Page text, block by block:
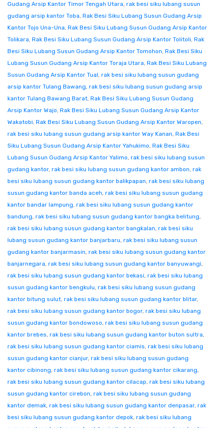
Gudang Arsip Kantor Timor Tengah Utara, rak besi siku lubang susun
gudang arsip kantor Toba, Rak Besi Siku Lubang Susun Gudang Arsip
Kantor Tojo Una-Una, Rak Besi Siku Lubang Susun Gudang Arsip Kantor
Tolikara, Rak Besi Siku Lubang Susun Gudang Arsip Kantor Tolitoli, Rak
Besi Siku Lubang Susun Gudang Arsip Kantor Tomohon, Rak Besi Siku
Lubang Susun Gudang Arsip Kantor Toraja Utara, Rak Besi Siku Lubang
Susun Gudang Arsip Kantor Tual, rak besi siku lubang susun gudang
arsip kantor Tulang Bawang, rak besi siku lubang susun gudang arsip
kantor Tulang Bawang Barat, Rak Besi Siku Lubang Susun Gudang
Arsip Kantor Wajo, Rak Besi Siku Lubang Susun Gudang Arsip Kantor
Wakatobi, Rak Besi Siku Lubang Susun Gudang Arsip Kantor Waropen,
rak besi siku lubang susun gudang arsip kantor Way Kanan, Rak Besi
Siku Lubang Susun Gudang Arsip Kantor Yahukimo, Rak Besi Siku
Lubang Susun Gudang Arsip Kantor Yalimo, rak besi siku lubang susun
gudang kantor, rak besi siku lubang susun gudang kantor ambon, rak
besi siku lubang susun gudang kantor balikpapan, rak besi siku lubang
susun gudang kantor banda aceh, rak besi siku lubang susun gudang
kantor bandar lampung, rak besi siku lubang susun gudang kantor
bandung, rak besi siku lubang susun gudang kantor bangka belitung,
rak besi siku lubang susun gudang kantor bangkalan, rak besi siku
lubang susun gudang kantor banjarbaru, rak besi siku lubang susun
gudang kantor banjarmasin, rak besi siku lubang susun gudang kantor
banjarnegara, rak besi siku lubang susun gudang kantor banyuwangi,
rak besi siku lubang susun gudang kantor bekasi, rak besi siku lubang
susun gudang kantor bengkulu, rak besi siku lubang susun gudang
kantor bitung sulut, rak besi siku lubang susun gudang kantor blitar,
rak besi siku lubang susun gudang kantor bogor, rak besi siku lubang
susun gudang kantor bondowoso, rak besi siku lubang susun gudang
kantor brebes, rak besi siku lubang susun gudang kantor buton sultra,
rak besi siku lubang susun gudang kantor ciamis, rak besi siku lubang
susun gudang kantor cianjur, rak besi siku lubang susun gudang
kantor cibinong, rak besi siku lubang susun gudang kantor cikarang,
rak besi siku lubang susun gudang kantor cilacap, rak besi siku lubang
susun gudang kantor cirebon, rak besi siku lubang susun gudang
kantor demak, rak besi siku lubang susun gudang kantor denpasar, rak
besi siku lubang susun gudang kantor depok, rak besi siku lubang